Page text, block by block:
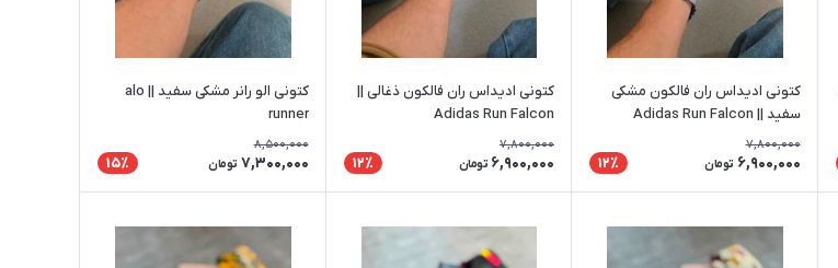
کتونی ادیداس ران فالکون مشکی
سفید || Adidas Run Falcon
7,800,000
6,900,000 تومان 12٪
کتونی ادیداس ران فالکون ذغالی ||
Adidas Run Falcon
7,800,000
6,900,000 تومان 12٪
کتونی الو رانر مشکی سفید || alo
runner
8,500,000
7,300,000 تومان 15٪